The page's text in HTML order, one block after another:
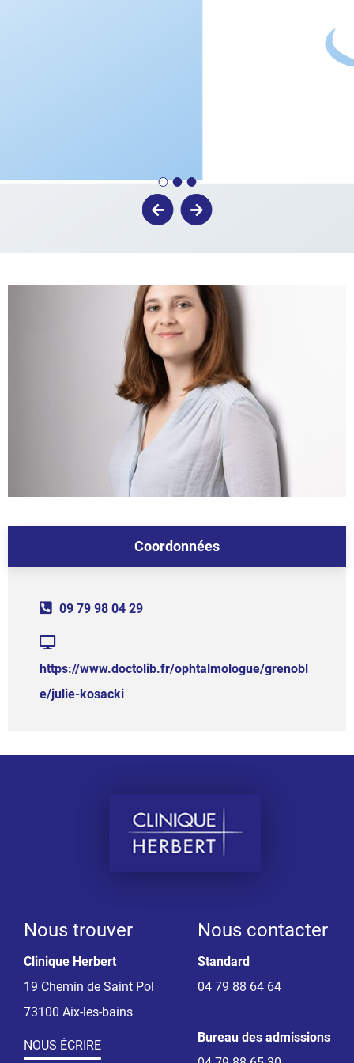
Coordonnées
09 79 98 04 29
https://www.doctolib.fr/ophtalmologue/grenobl
e/julie-kosacki
Nous trouver
Clinique Herbert
19 Chemin de Saint Pol
73100 Aix-les-bains
NOUS ÉCRIRE
Nous contacter
Standard
04 79 88 64 64
Bureau des admissions